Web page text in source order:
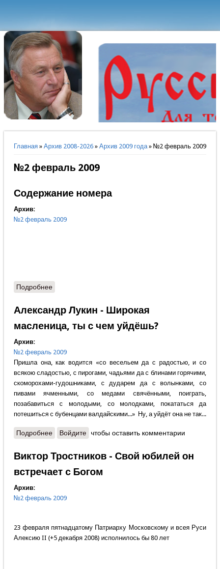
Вы здесь
Главная» Архив 2008-2026» Архив 2009 года» №2 февраль 2009
№2 февраль 2009
Содержание номера
Архив:
№2 февраль 2009
Подробнеео Содержание номера
Александр Лукин - Широкая
масленица, ты с чем уйдёшь?
Архив:
№2 февраль 2009
Пришла она, как водится «со весельем да с радостью, и со
всякою сладостью, с пирогами, чадьями да с блинами горячими,
скоморохами-гудошниками, с дударем да с волынками, со
пивами ячменными, со медами свячёнными, поиграть,
позабавиться с молодыми, со молодками, покататься да
потешиться с бубенцами валдайскими...» Ну, а уйдёт она не так...
Подробнеео Александр Лукин - Широкая масленица, ты с чем
Войдите чтобы оставить комментарии
Виктор Тростников - Свой юбилей он
встречает с Богом
Архив:
№2 февраль 2009
23 февраля пятнадцатому Патриарху Московскому и всея Руси
Алексию II (+5 декабря 2008) исполнилось бы 80 лет